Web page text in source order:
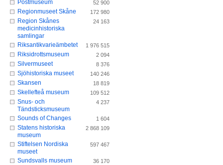
Postmuseum 52 900
Regionmuseet Skåne 172 980
Region Skånes
medicinhistoriska
samlingar
24 163
Riksantikvarieämbetet 1 976 515
Riksidrottsmuseum 2 094
Silvermuseet 8 376
Sjöhistoriska museet 140 246
Skansen 18 819
Skellefteå museum 109 512
Snus- och
Tändsticksmuseum
4 237
Sounds of Changes 1 604
Statens historiska
museum
2 868 109
Stiftelsen Nordiska
museet
597 467
Sundsvalls museum 36 170